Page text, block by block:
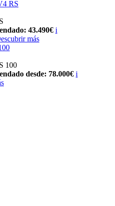
RS
43.490€ i
más
100
desde: 78.000€ i